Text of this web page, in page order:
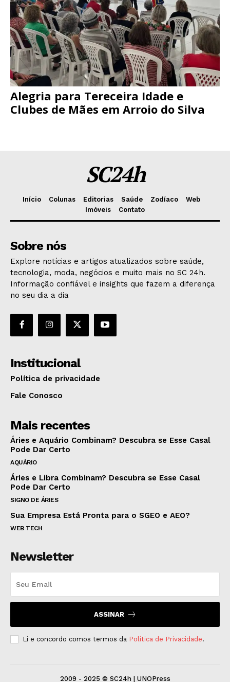
Alegria para Tereceira Idade e
Clubes de Mães em Arroio do Silva
SC24h
Início Colunas Editorias Saúde Zodíaco
Web
Imóveis
Contato
Sobre nós
Explore notícias e artigos atualizados sobre saúde,
tecnologia, moda, negócios e muito mais no SC 24h.
Informação confiável e insights que fazem a diferença
no seu dia a dia
Institucional
Política de privacidade
Fale Conosco
Mais recentes
Áries e Aquário Combinam? Descubra se Esse Casal
Pode Dar Certo
AQUÁRIO
Áries e Libra Combinam? Descubra se Esse Casal
Pode Dar Certo
SIGNO DE ÁRIES
Sua Empresa Está Pronta para o SGEO e AEO?
WEB TECH
Newsletter
ASSINAR
Li e concordo comos termos da Política de Privacidade.
2009 - 2025 © SC24h | UNOPress